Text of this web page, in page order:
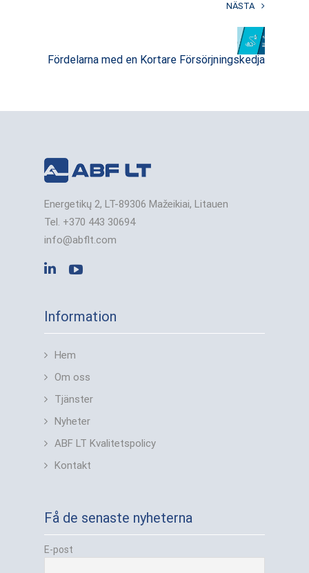
NÄSTA
Fördelarna med en Kortare Försörjningskedja
Energetikų 2, LT-89306 Mažeikiai, Litauen
Tel. +370 443 30694
info@abflt.com
Information
Hem
Om oss
Tjänster
Nyheter
ABF LT Kvalitetspolicy
Kontakt
Få de senaste nyheterna
E-post